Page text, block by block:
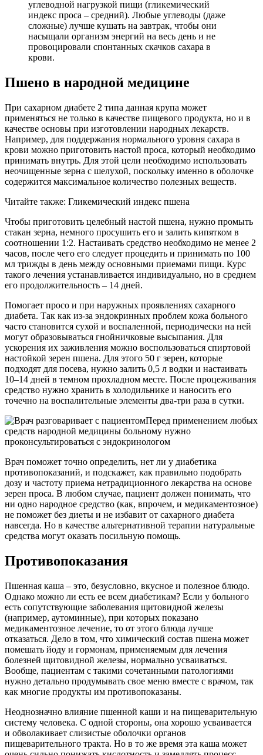
углеводной нагрузкой пищи (гликемический
индекс проса – средний). Любые углеводы (даже
сложные) лучше кушать на завтрак, чтобы они
насыщали организм энергий на весь день и не
провоцировали спонтанных скачков сахара в
крови.
Пшено в народной медицине
При сахарном диабете 2 типа данная крупа может
применяться не только в качестве пищевого продукта, но и в
качестве основы при изготовлении народных лекарств.
Например, для поддержания нормального уровня сахара в
крови можно приготовить настой проса, который необходимо
принимать внутрь. Для этой цели необходимо использовать
неочищенные зерна с шелухой, поскольку именно в оболочке
содержится максимальное количество полезных веществ.
Читайте также: Гликемический индекс пшена
Чтобы приготовить целебный настой пшена, нужно промыть
стакан зерна, немного просушить его и залить кипятком в
соотношении 1:2. Настаивать средство необходимо не менее 2
часов, после чего его следует процедить и принимать по 100
мл трижды в день между основными приемами пищи. Курс
такого лечения устанавливается индивидуально, но в среднем
его продолжительность – 14 дней.
Помогает просо и при наружных проявлениях сахарного
диабета. Так как из-за эндокринных проблем кожа больного
часто становится сухой и воспаленной, периодически на ней
могут образовываться гнойничковые высыпания. Для
ускорения их заживления можно воспользоваться спиртовой
настойкой зерен пшена. Для этого 50 г зерен, которые
подходят для посева, нужно залить 0,5 л водки и настаивать
10–14 дней в темном прохладном месте. После процеживания
средство нужно хранить в холодильнике и наносить его
точечно на воспалительные элементы два-три раза в сутки.
Перед применением любых
средств народной медицины больному нужно
проконсультироваться с эндокринологом
Врач поможет точно определить, нет ли у диабетика
противопоказаний, и подскажет, как правильно подобрать
дозу и частоту приема нетрадиционного лекарства на основе
зерен проса. В любом случае, пациент должен понимать, что
ни одно народное средство (как, впрочем, и медикаментозное)
не поможет без диеты и не избавит от сахарного диабета
навсегда. Но в качестве альтернативной терапии натуральные
средства могут оказать посильную помощь.
Противопоказания
Пшенная каша – это, безусловно, вкусное и полезное блюдо.
Однако можно ли есть ее всем диабетикам? Если у больного
есть сопутствующие заболевания щитовидной железы
(например, аутоминные), при которых показано
медикаментозное лечение, то от этого блюда лучше
отказаться. Дело в том, что химический состав пшена может
помешать йоду и гормонам, применяемым для лечения
болезней щитовидной железы, нормально усваиваться.
Вообще, пациентам с такими сочетанными патологиями
нужно детально продумывать свое меню вместе с врачом, так
как многие продукты им противопоказаны.
Неоднозначно влияние пшенной каши и на пищеварительную
систему человека. С одной стороны, она хорошо усваивается
и обволакивает слизистые оболочки органов
пищеварительного тракта. Но в то же время эта каша может